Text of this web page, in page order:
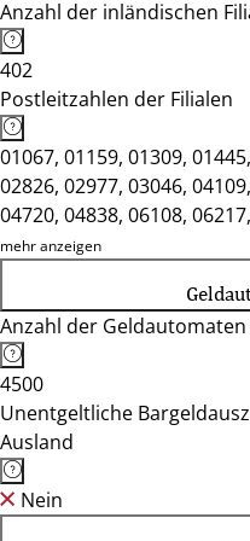
Anzahl der inländischen
402
Postleitzahlen der Filialen
01067, 01159, 01309,
02826, 02977, 03046,
04720, 04838, 06108,
06526, 06618, 06712,
07743, 07907, 08056,
09111, 09212, 09456,
10719, 10827, 12043,
12587, 12679, 13055,
14052, 14057, 14169,
14776, 14974, 15230,
18439, 19053, 19322,
21335, 21465, 21614,
22765, 22850, 22880,
24534, 24568, 24837,
mehr anzeigen
Anzahl der
4500
Unentgeltliche
Ausland
Nein